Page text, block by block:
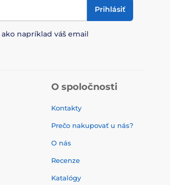
Prihlásiť
ako napríklad váš email
O spoločnosti
Kontakty
Prečo nakupovať u nás?
O nás
Recenze
Katalógy